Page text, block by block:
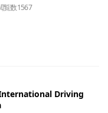
覧数1567
Driving